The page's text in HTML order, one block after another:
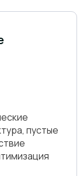
пустые